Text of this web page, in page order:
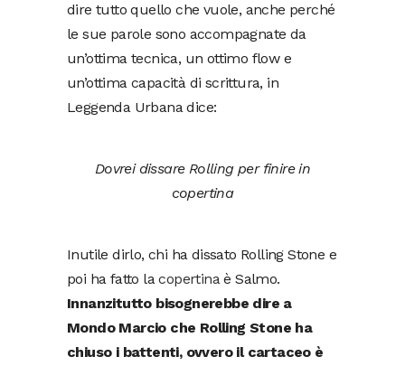
dire tutto quello che vuole, anche perché
le sue parole sono accompagnate da
un’ottima tecnica, un ottimo flow e
un’ottima capacità di scrittura, in
Leggenda Urbana dice:
Dovrei dissare Rolling per finire in
copertina
Inutile dirlo, chi ha dissato Rolling Stone e
poi ha fatto lacopertinaè Salmo.
Innanzitutto bisognerebbe dire a
Mondo Marcio che Rolling Stone ha
chiuso i battenti, ovvero il cartaceo è